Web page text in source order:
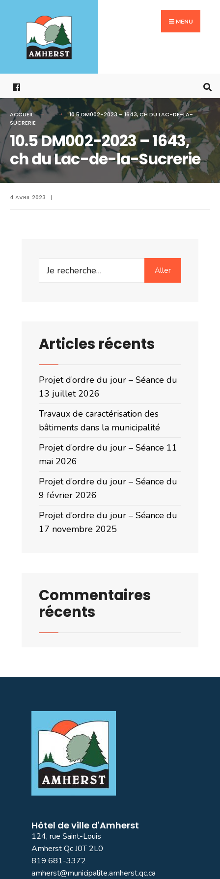
contenu
MENU
ACCUEIL
10.5 DM002-2023 – 1643, CH DU LAC-DE-LA-
SUCRERIE
10.5 DM002-2023 – 1643,
ch du Lac-de-la-Sucrerie
4 AVRIL 2023 |
Search
Aller
Articles récents
Projet d’ordre du jour – Séance du
13 juillet 2026
Travaux de caractérisation des
bâtiments dans la municipalité
Projet d’ordre du jour – Séance 11
mai 2026
Projet d’ordre du jour – Séance du
9 février 2026
Projet d’ordre du jour – Séance du
17 novembre 2025
Commentaires
récents
Hôtel de ville d'Amherst
124, rue Saint-Louis
Amherst Qc J0T 2L0
819 681-3372
amherst@municipalite.amherst.qc.ca
for: